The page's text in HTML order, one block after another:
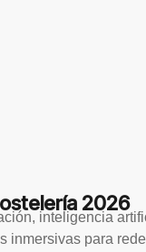
2026
inteligencia
inmersivas para